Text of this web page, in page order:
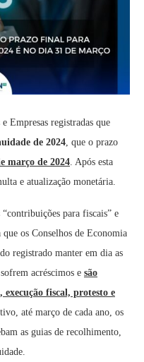
Empresas registradas que
de 2024, que o prazo
março de 2024. Após esta
e atualização monetária.
para fiscais” e
os Conselhos de Economia
registrado manter em dia as
acréscimos e são
fiscal, protesto e
até março de cada ano, os
as guias de recolhimento,